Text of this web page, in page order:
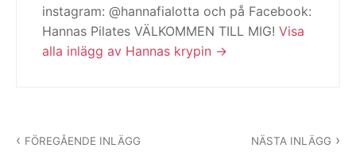
instagram: @hannafialotta och på Facebook:
Hannas Pilates VÄLKOMMEN TILL MIG! Visa
alla inlägg av Hannas krypin
FÖREGÅENDE INLÄGG NÄSTA INLÄGG